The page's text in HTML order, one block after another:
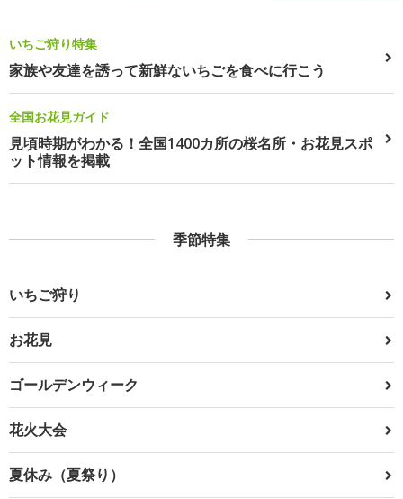
いちご狩り特集
家族や友達を誘って新鮮ないちごを食べに行こう
全国お花見ガイド
見頃時期がわかる！全国1400カ所の桜名所・お花見スポ
ット情報を掲載
季節特集
いちご狩り
お花見
ゴールデンウィーク
花火大会
夏休み（夏祭り）